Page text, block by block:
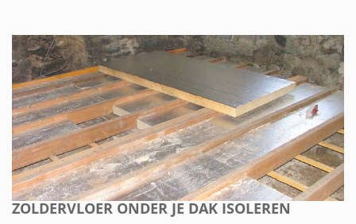
ZOLDERVLOER ONDER JE DAK ISOLEREN